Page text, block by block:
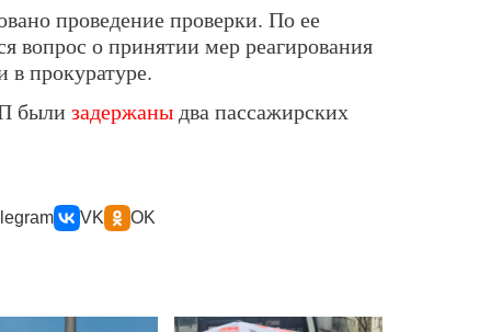
проведение проверки. По ее
вопрос о принятии мер реагирования
прокуратуре.
были задержаныдва пассажирских
VK OK